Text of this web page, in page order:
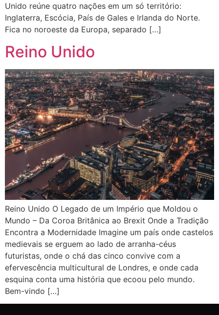
Unido reúne quatro nações em um só território:
Inglaterra, Escócia, País de Gales e Irlanda do Norte.
Fica no noroeste da Europa, separado […]
Reino Unido
Reino Unido O Legado de um Império que Moldou o
Mundo – Da Coroa Britânica ao Brexit Onde a Tradição
Encontra a Modernidade Imagine um país onde castelos
medievais se erguem ao lado de arranha-céus
futuristas, onde o chá das cinco convive com a
efervescência multicultural de Londres, e onde cada
esquina conta uma história que ecoou pelo mundo.
Bem-vindo […]